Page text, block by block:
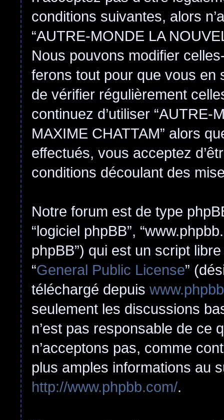
conditions suivantes, alors
“AUTRE-MONDE LA
Nous pouvons modifier
ferons tout pour que vous en
de vérifier régulièrement
continuez d’utiliser “AUTRE-
MAXIME CHATTAM” alors
effectués, vous acceptez
conditions découlant des
Notre forum est de type
“logiciel phpBB”,
phpBB”) qui est un script
“General Public License”
téléchargé depuis
seulement les discussions
n’est pas responsable de ce
n’acceptons pas, comme
plus amples informations au
http://www.phpbb.com/.